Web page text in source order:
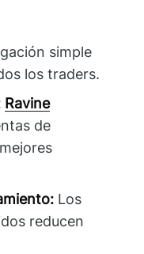
simple
los traders.
Ravine
de
Los
reducen